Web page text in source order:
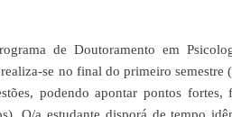
de Doutoramento em
se no final do primeiro
podendo apontar pontos